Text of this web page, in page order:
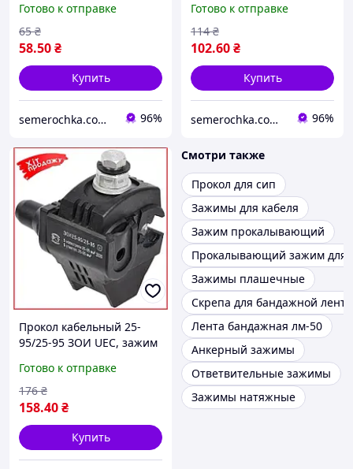
прокол кабельный
прокалывающий УЕК
Готово к отправке
58.50₴
65 ₴
Купить
semerochka.com.ua 96%
ответвительный
изолирующий УЕК
Готово к отправке
102.60₴
114 ₴
Купить
semerochka.com.ua 96%
Прокол кабельный 25-
95/25-95 ЗОИ UEC, зажим
ответвительный
изолирующий УЕК
Готово к отправке
158.40₴
176 ₴
Купить
Смотри также
Прокол для сип
Зажимы для кабеля
Зажим прокалывающий
Прокалывающий зажим для
Зажимы плашечные
Скрепа для бандажной
Лента бандажная лм-50
Анкерный зажимы
Ответвительные зажимы
Зажимы натяжные